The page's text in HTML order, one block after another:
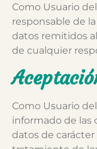
Como Usuario
responsable de
datos remitidos
de cualquier
Como Usuario
informado de las
datos de